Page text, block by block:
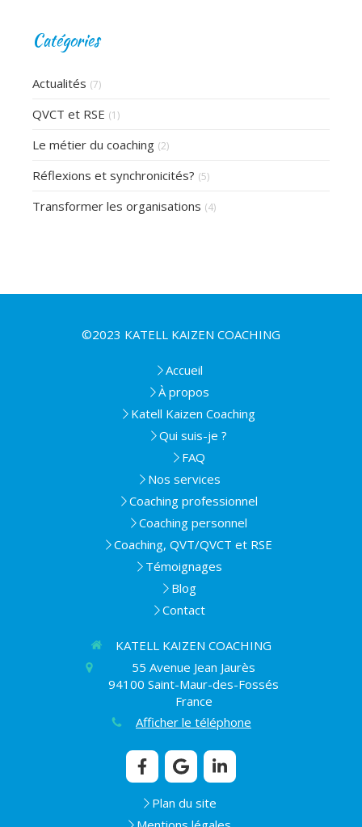
Catégories
Actualités (7)
QVCT et RSE (1)
Le métier du coaching (2)
Réflexions et synchronicités? (5)
Transformer les organisations (4)
©2023 KATELL KAIZEN COACHING
Accueil
À propos
Katell Kaizen Coaching
Qui suis-je ?
FAQ
Nos services
Coaching professionnel
Coaching personnel
Coaching, QVT/QVCT et RSE
Témoignages
Blog
Contact
KATELL KAIZEN COACHING
55 Avenue Jean Jaurès
94100 Saint-Maur-des-Fossés
France
Afficher le téléphone
Plan du site